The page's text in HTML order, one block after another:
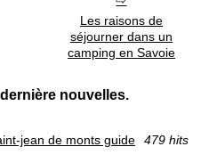
Les raisons de
séjourner dans un
camping en Savoie
nouvelles.
jean de monts guide
479 hits